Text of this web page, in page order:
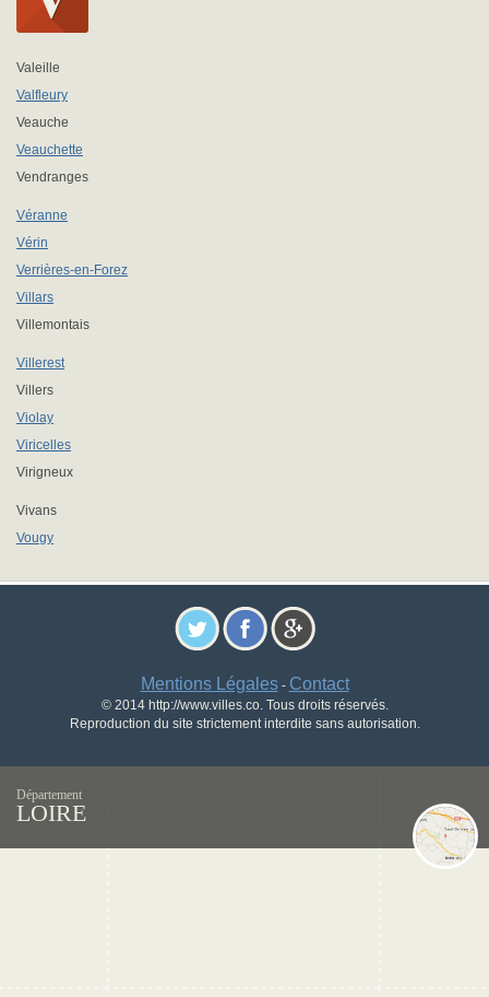
Valeille
Valfleury
Veauche
Veauchette
Vendranges
Véranne
Vérin
Verrières-en-Forez
Villars
Villemontais
Villerest
Villers
Violay
Viricelles
Virigneux
Vivans
Vougy
Mentions Légales- Contact
© 2014 http://www.villes.co. Tous droits réservés.
Reproduction du site strictement interdite sans autorisation.
Département
LOIRE